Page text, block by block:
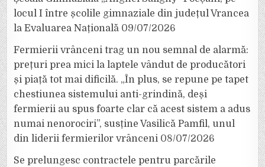
locul I între școlile gimnaziale din județul Vrancea
la Evaluarea Națională 09/07/2026
Fermierii vrânceni trag un nou semnal de alarmă:
prețuri prea mici la laptele vândut de producători
și piață tot mai dificilă. „În plus, se repune pe tapet
chestiunea sistemului anti-grindină, deși
fermierii au spus foarte clar că acest sistem a adus
numai nenorociri”, susține Vasilică Pamfil, unul
din liderii fermierilor vrânceni 08/07/2026
Se prelungesc contractele pentru parcările